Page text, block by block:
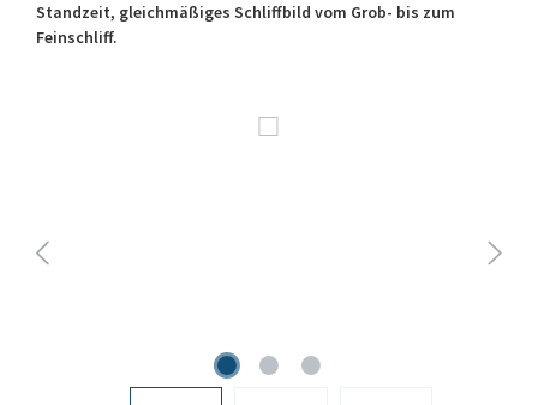
Standzeit, gleichmäßiges Schliffbild vom Grob- bis zum
Feinschliff.